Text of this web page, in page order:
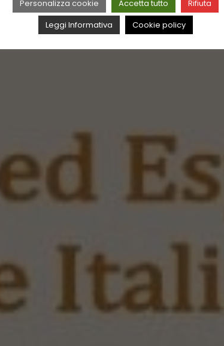
Personalizza cookie Accetta tutto
Rifiuta
Leggi Informativa
Cookie policy